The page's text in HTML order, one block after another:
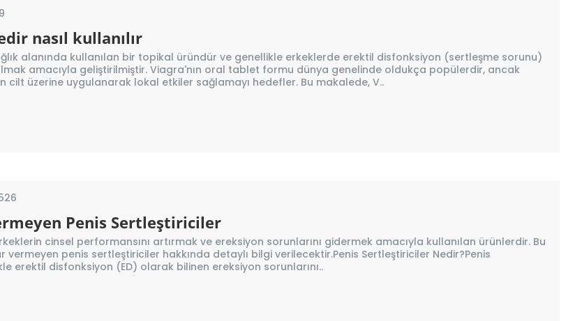
nasıl kullanılır
alanında kullanılan bir topikal üründür ve genellikle erkeklerde erektil disfonksiyon (sertleşme sorunu)
amacıyla geliştirilmiştir. Viagra'nın oral tablet formu dünya genelinde oldukça popülerdir, ancak
cilt üzerine uygulanarak lokal etkiler sağlamayı hedefler. Bu makalede, V..
Penis Sertleştiriciler
cinsel performansını artırmak ve ereksiyon sorunlarını gidermek amacıyla kullanılan ürünlerdir. Bu
penis sertleştiriciler hakkında detaylı bilgi verilecektir.Penis Sertleştiriciler Nedir?Penis
erektil disfonksiyon (ED) olarak bilinen ereksiyon sorunlarını..